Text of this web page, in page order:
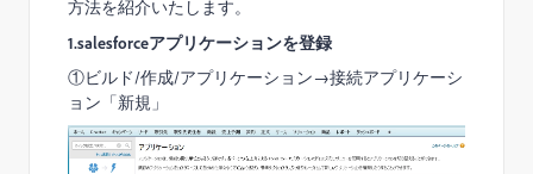
方法を紹介いたします。
1.salesforceアプリケーションを登録
①ビルド/作成/アプリケーション→接続アプリケーシ
ョン「新規」